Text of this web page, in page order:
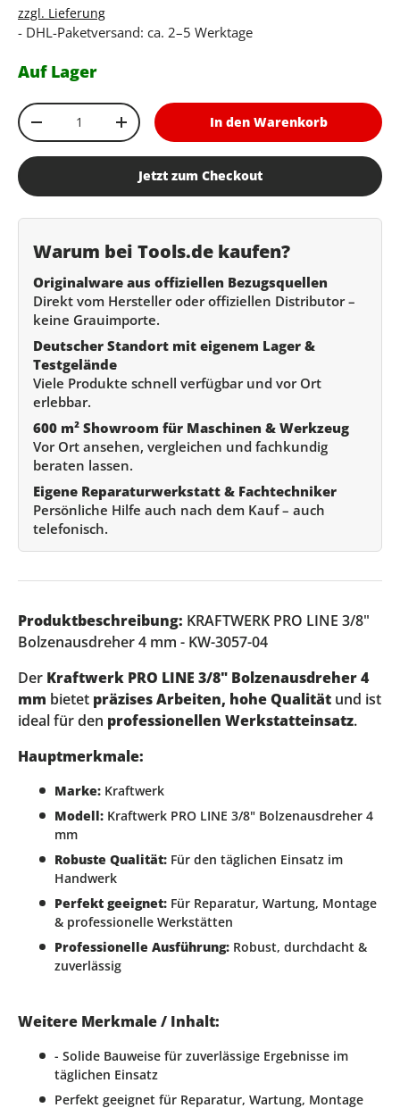
zzgl. Lieferung
- DHL-Paketversand: ca. 2–5 Werktage
Auf Lager
Anzahl
Menge verringernMenge erhöhenIn den Warenkorb
Jetzt zum Checkout
Warum bei Tools.de kaufen?
Originalware aus offiziellen Bezugsquellen
Direkt vom Hersteller oder offiziellen Distributor –
keine Grauimporte.
Deutscher Standort mit eigenem Lager &
Testgelände
Viele Produkte schnell verfügbar und vor Ort
erlebbar.
600 m² Showroom für Maschinen & Werkzeug
Vor Ort ansehen, vergleichen und fachkundig
beraten lassen.
Eigene Reparaturwerkstatt & Fachtechniker
Persönliche Hilfe auch nach dem Kauf – auch
telefonisch.
Produktbeschreibung: KRAFTWERK PRO LINE 3/8"
Bolzenausdreher 4 mm - KW-3057-04
Der Kraftwerk PRO LINE 3/8" Bolzenausdreher 4
mm bietet präzises Arbeiten, hohe Qualität und ist
ideal für den professionellen Werkstatteinsatz.
Hauptmerkmale:
Marke: Kraftwerk
Modell: Kraftwerk PRO LINE 3/8" Bolzenausdreher 4
mm
Robuste Qualität: Für den täglichen Einsatz im
Handwerk
Perfekt geeignet: Für Reparatur, Wartung, Montage
& professionelle Werkstätten
Professionelle Ausführung: Robust, durchdacht &
zuverlässig
Weitere Merkmale / Inhalt:
- Solide Bauweise für zuverlässige Ergebnisse im
täglichen Einsatz
Perfekt geeignet für Reparatur, Wartung, Montage